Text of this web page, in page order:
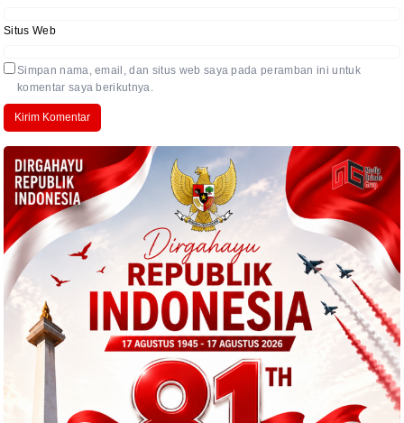
Situs Web
Simpan nama, email, dan situs web saya pada peramban ini untuk
komentar saya berikutnya.